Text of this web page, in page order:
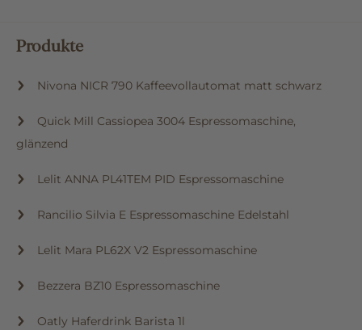
Produkte
Nivona NICR 790 Kaffeevollautomat matt schwarz
Quick Mill Cassiopea 3004 Espressomaschine,
glänzend
Lelit ANNA PL41TEM PID Espressomaschine
Rancilio Silvia E Espressomaschine Edelstahl
Lelit Mara PL62X V2 Espressomaschine
Bezzera BZ10 Espressomaschine
Oatly Haferdrink Barista 1l